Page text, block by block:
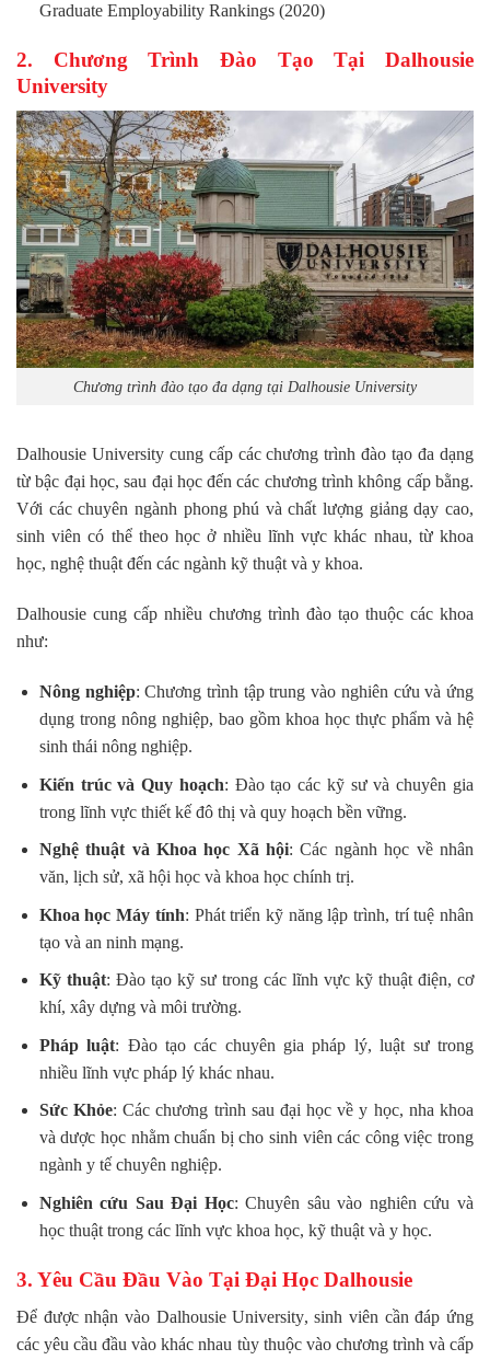
Graduate Employability Rankings (2020)
2. Chương Trình Đào Tạo Tại Dalhousie
University
Chương trình đào tạo đa dạng tại Dalhousie University
Dalhousie University cung cấp các chương trình đào tạo đa dạng
từ bậc đại học, sau đại học đến các chương trình không cấp bằng.
Với các chuyên ngành phong phú và chất lượng giảng dạy cao,
sinh viên có thể theo học ở nhiều lĩnh vực khác nhau, từ khoa
học, nghệ thuật đến các ngành kỹ thuật và y khoa.
Dalhousie cung cấp nhiều chương trình đào tạo thuộc các khoa
như:
Nông nghiệp: Chương trình tập trung vào nghiên cứu và ứng
dụng trong nông nghiệp, bao gồm khoa học thực phẩm và hệ
sinh thái nông nghiệp.
Kiến trúc và Quy hoạch: Đào tạo các kỹ sư và chuyên gia
trong lĩnh vực thiết kế đô thị và quy hoạch bền vững.
Nghệ thuật và Khoa học Xã hội: Các ngành học về nhân
văn, lịch sử, xã hội học và khoa học chính trị.
Khoa học Máy tính: Phát triển kỹ năng lập trình, trí tuệ nhân
tạo và an ninh mạng.
Kỹ thuật: Đào tạo kỹ sư trong các lĩnh vực kỹ thuật điện, cơ
khí, xây dựng và môi trường.
Pháp luật: Đào tạo các chuyên gia pháp lý, luật sư trong
nhiều lĩnh vực pháp lý khác nhau.
Sức Khỏe: Các chương trình sau đại học về y học, nha khoa
và dược học nhằm chuẩn bị cho sinh viên các công việc trong
ngành y tế chuyên nghiệp.
Nghiên cứu Sau Đại Học: Chuyên sâu vào nghiên cứu và
học thuật trong các lĩnh vực khoa học, kỹ thuật và y học.
3. Yêu Cầu Đầu Vào Tại Đại Học Dalhousie
Để được nhận vào Dalhousie University, sinh viên cần đáp ứng
các yêu cầu đầu vào khác nhau tùy thuộc vào chương trình và cấp